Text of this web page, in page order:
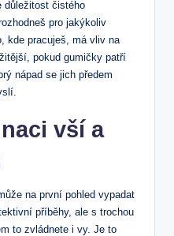
důležitost čistého
pro jakýkoliv
kde pracuješ, má vliv na
pokud gumičky patří
nápad se jich předem
vší a
na první pohled vypadat
příběhy, ale s trochou
to zvládnete i vy. Je to